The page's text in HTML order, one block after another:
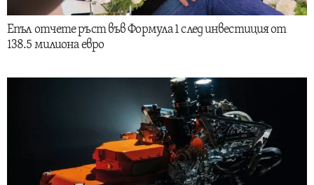
Епъл отчете ръст във Формула 1 след инвестиция от
138.5 милиона евро